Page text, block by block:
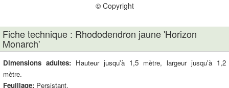
© Copyright
Fiche technique : Rhododendron jaune 'Horizon
Monarch'
Dimensions adultes: Hauteur jusqu'à 1,5 mètre, largeur jusqu'à 1,2
mètre.
Feuillage: Persistant.